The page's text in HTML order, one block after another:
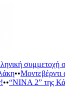
••
••“NINA 2” της